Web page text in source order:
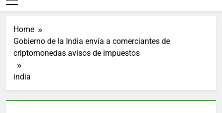
Home
Gobierno de la India envía a comerciantes de
criptomonedas avisos de impuestos
india